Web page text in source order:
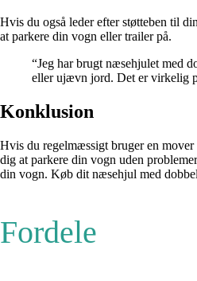
Hvis du også leder efter støtteben til
at parkere din vogn eller trailer på.
“Jeg har brugt næsehjulet med
eller ujævn jord. Det er virkelig
Konklusion
Hvis du regelmæssigt bruger en
dig at parkere din vogn uden
din vogn. Køb dit næsehjul med
Fordele